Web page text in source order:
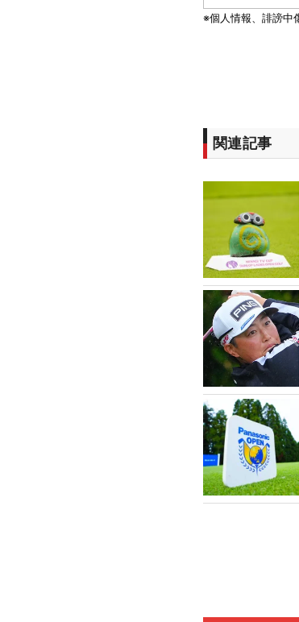
関連記事